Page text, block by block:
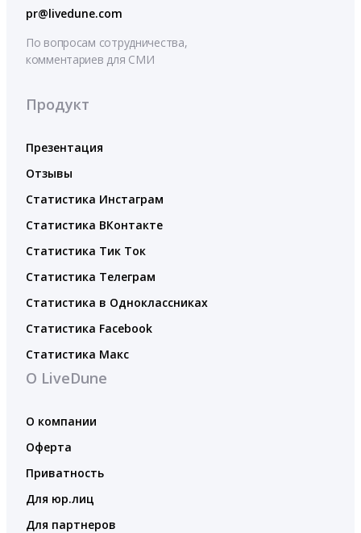
pr@livedune.com
По вопросам сотрудничества,
комментариев для СМИ
Продукт
Презентация
Отзывы
Статистика Инстаграм
Статистика ВКонтакте
Статистика Тик Ток
Статистика Телеграм
Статистика в Одноклассниках
Статистика Facebook
Статистика Макс
О LiveDune
О компании
Оферта
Приватность
Для юр.лиц
Для партнеров